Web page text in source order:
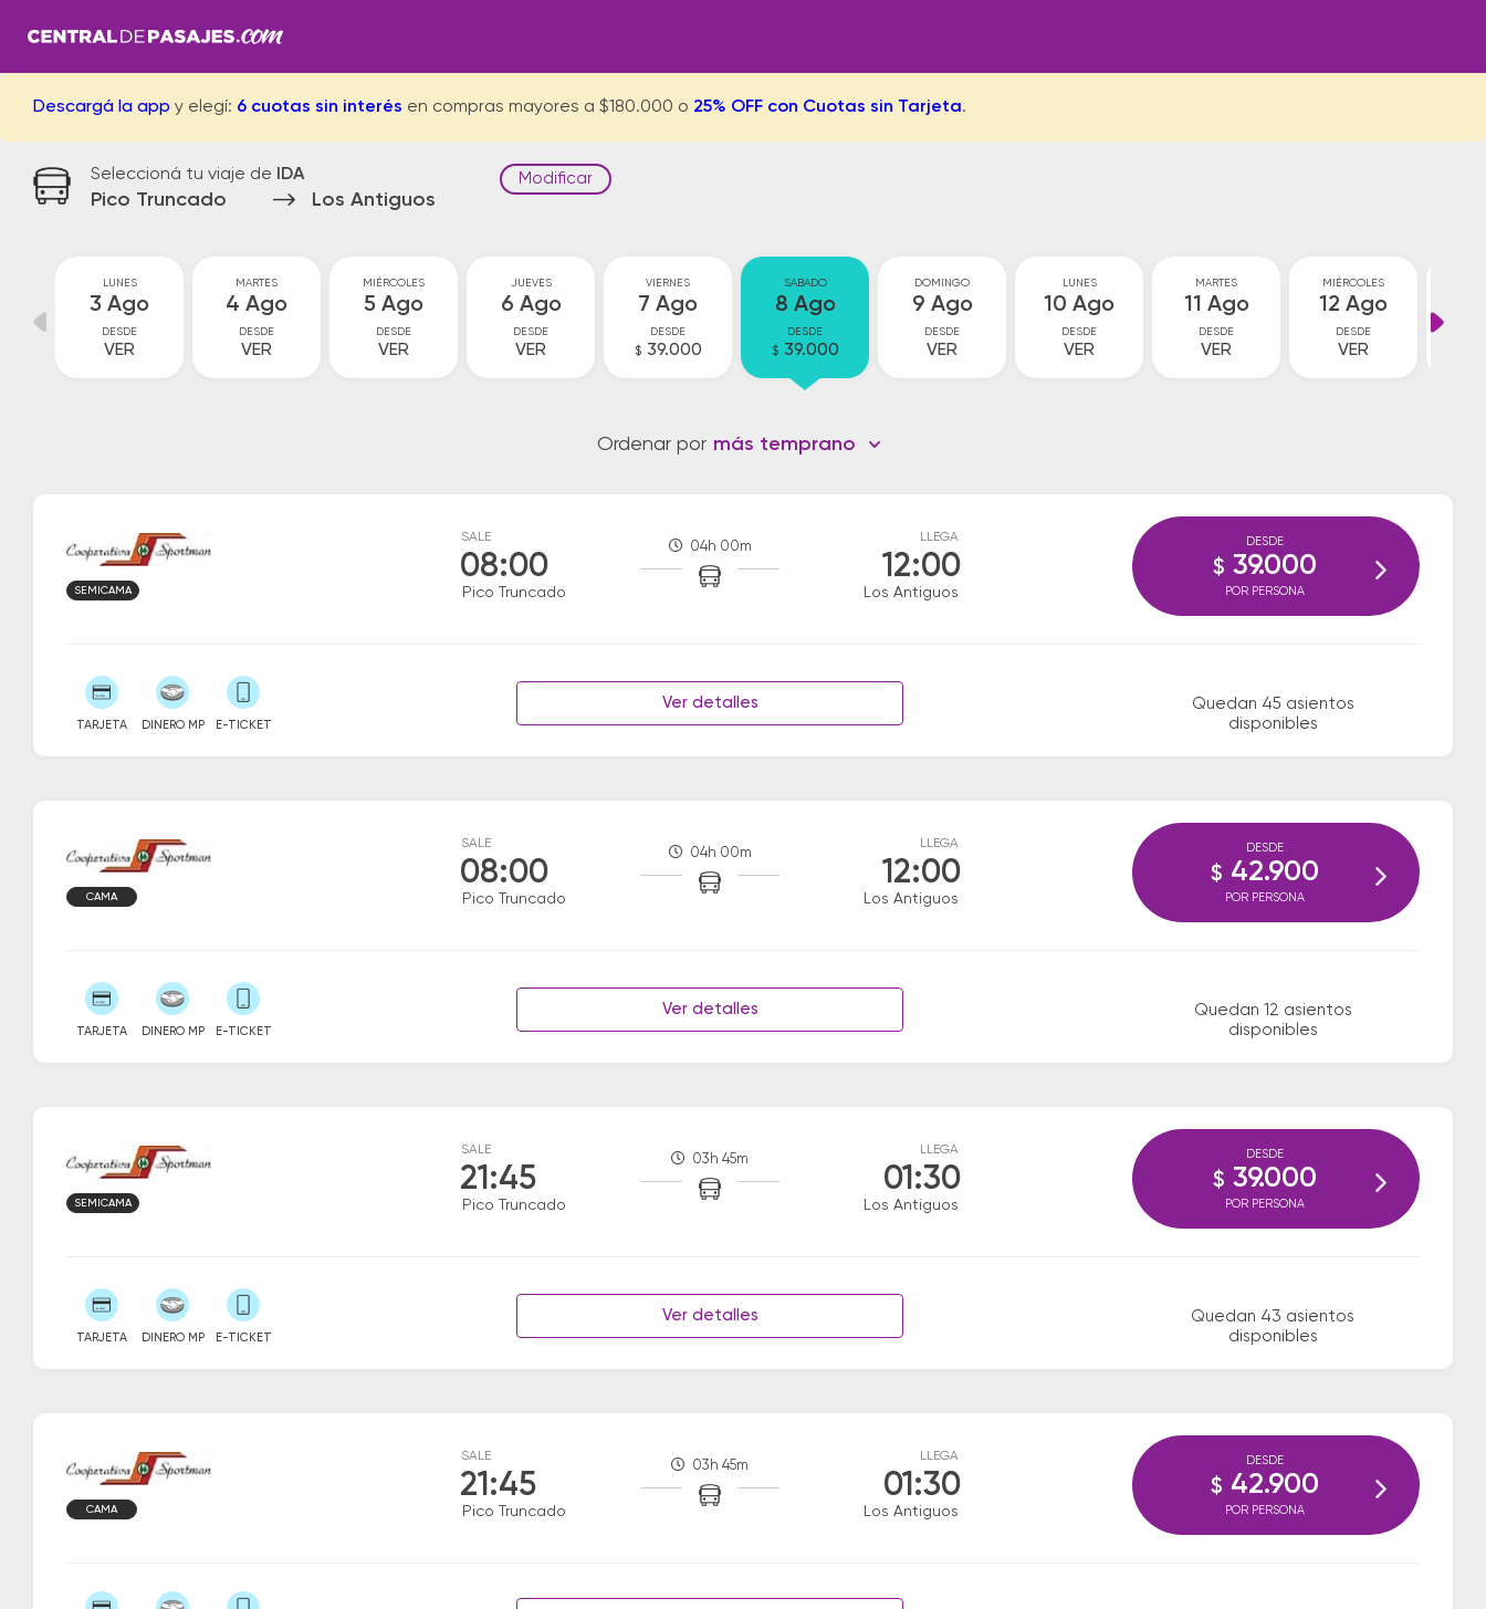
Descargá la app y elegí: 6 cuotas sin interés en compras mayores a $180.000 o 25% OFF con Cuotas sin Tarjeta.
Seleccioná tu viaje de IDA
Pico Truncado Los Antiguos
Modificar
LUNES
3 Ago
DESDE
VER
MARTES
4 Ago
DESDE
VER
MIÉRCOLES
5 Ago
DESDE
VER
JUEVES
6 Ago
DESDE
VER
VIERNES
7 Ago
DESDE
$ 39.000
SABADO
8 Ago
DESDE
$ 39.000
DOMINGO
9 Ago
DESDE
VER
LUNES
10 Ago
DESDE
VER
MARTES
11 Ago
DESDE
VER
MIÉRCOLES
12 Ago
DESDE
VER
Ordenar por más temprano
SALE
08:00
Pico Truncado
04h 00m
LLEGA
12:00
Los Antiguos
SEMICAMA
TARJETA DINERO MP E-TICKET
Ver detalles
Quedan 45 asientos
disponibles
DESDE
$ 39.000
POR PERSONA
SALE
08:00
Pico Truncado
04h 00m
LLEGA
12:00
Los Antiguos
CAMA
TARJETA DINERO MP E-TICKET
Ver detalles
Quedan 12 asientos
disponibles
DESDE
$ 42.900
POR PERSONA
SALE
21:45
Pico Truncado
03h 45m
LLEGA
01:30
Los Antiguos
SEMICAMA
TARJETA DINERO MP E-TICKET
Ver detalles
Quedan 43 asientos
disponibles
DESDE
$ 39.000
POR PERSONA
SALE
21:45
Pico Truncado
03h 45m
LLEGA
01:30
Los Antiguos
CAMA
DESDE
$ 42.900
POR PERSONA